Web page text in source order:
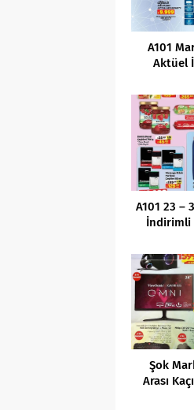
A101
Aktüel
A101 23 –
İndirimli
Şok
Arası